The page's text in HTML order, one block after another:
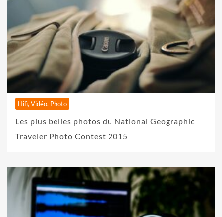
Hifi, Vidéo, Photo
Les plus belles photos du National Geographic
Traveler Photo Contest 2015